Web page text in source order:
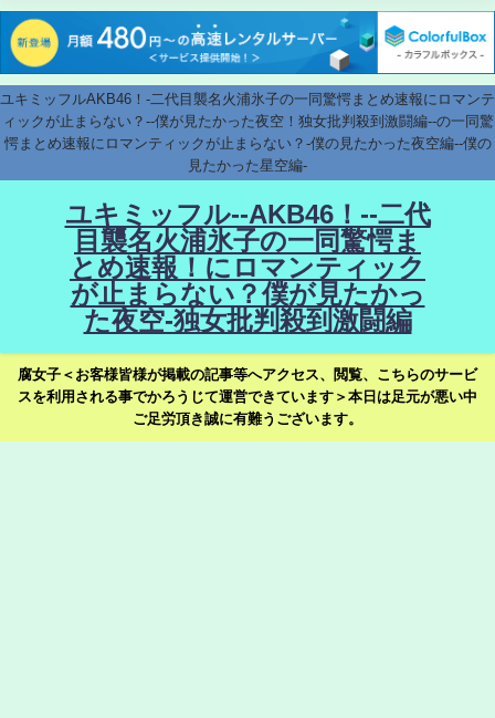
ユキミッフルAKB46！-二代目襲名火浦氷子の一同驚愕まとめ速報にロマンテ
ィックが止まらない？--僕が見たかった夜空！独女批判殺到激闘編--の一同驚
愕まとめ速報にロマンティックが止まらない？-僕の見たかった夜空編--僕の
見たかった星空編-
ユキミッフル--AKB46！--二代
目襲名火浦氷子の一同驚愕ま
とめ速報！にロマンティック
が止まらない？僕が見たかっ
た夜空-独女批判殺到激闘編
腐女子＜お客様皆様が掲載の記事等へアクセス、閲覧、こちらのサービ
スを利用される事でかろうじて運営できています＞本日は足元が悪い中
ご足労頂き誠に有難うございます。